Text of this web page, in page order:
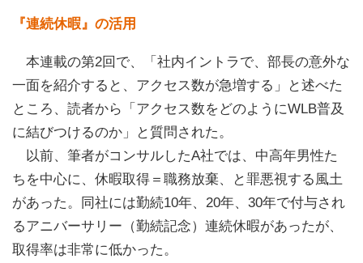
『連続休暇』の活用
本連載の第2回で、「社内イントラで、部長の意外な
一面を紹介すると、アクセス数が急増する」と述べた
ところ、読者から「アクセス数をどのようにWLB普及
に結びつけるのか」と質問された。
以前、筆者がコンサルしたA社では、中高年男性た
ちを中心に、休暇取得＝職務放棄、と罪悪視する風土
があった。同社には勤続10年、20年、30年で付与され
るアニバーサリー（勤続記念）連続休暇があったが、
取得率は非常に低かった。